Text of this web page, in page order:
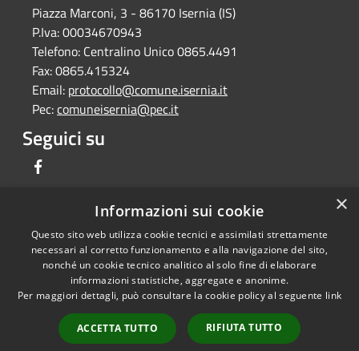
Piazza Marconi, 3 - 86170 Isernia (IS)
P.Iva:00034670943
Telefono: Centralino Unico 0865.4491
Fax:0865.415324
Email: protocollo@comune.isernia.it
Pec:comuneisernia@pec.it
Seguici su
RSS
Accessibilità
Cookie
Mappa del sito
Feedback per non
Copyright © 2026 • Comune di
Isernia • Powered by
Municipium•Accesso
redazione
×
Informazioni sui cookie
Questo sito web utilizza cookie tecnici e assimilati strettamente
necessari al corretto funzionamento e alla navigazione del sito,
nonché un cookie tecnico analitico al solo fine di elaborare
informazioni statistiche, aggregate e anonime.
Per maggiori dettagli, può consultare la cookie policy al seguente link
ACCETTA TUTTO RIFIUTA TUTTO